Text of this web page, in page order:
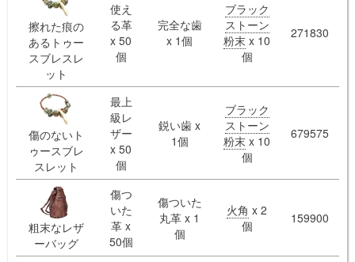
擦れた痕の
あるトゥー
スブレスレ
ット
使え
る革
x 50
個
完全な歯
x 1個
ブラック
ストーン
粉末 x 10
個
271830
傷のないト
ゥースブレ
スレット
最上
級レ
ザー
x 50
個
鋭い歯 x
1個
ブラック
ストーン
粉末 x 10
個
679575
粗末なレザ
ーバッグ
傷つ
いた
革 x
50個
傷ついた
丸革 x 1
個
火角 x 2
個
159900